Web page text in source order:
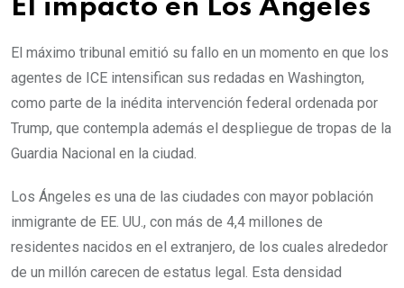
El impacto en Los Ángeles
El máximo tribunal emitió su fallo en un momento en que los
agentes de ICE intensifican sus redadas en Washington,
como parte de la inédita intervención federal ordenada por
Trump, que contempla además el despliegue de tropas de la
Guardia Nacional en la ciudad.
Los Ángeles es una de las ciudades con mayor población
inmigrante de EE. UU., con más de 4,4 millones de
residentes nacidos en el extranjero, de los cuales alrededor
de un millón carecen de estatus legal. Esta densidad